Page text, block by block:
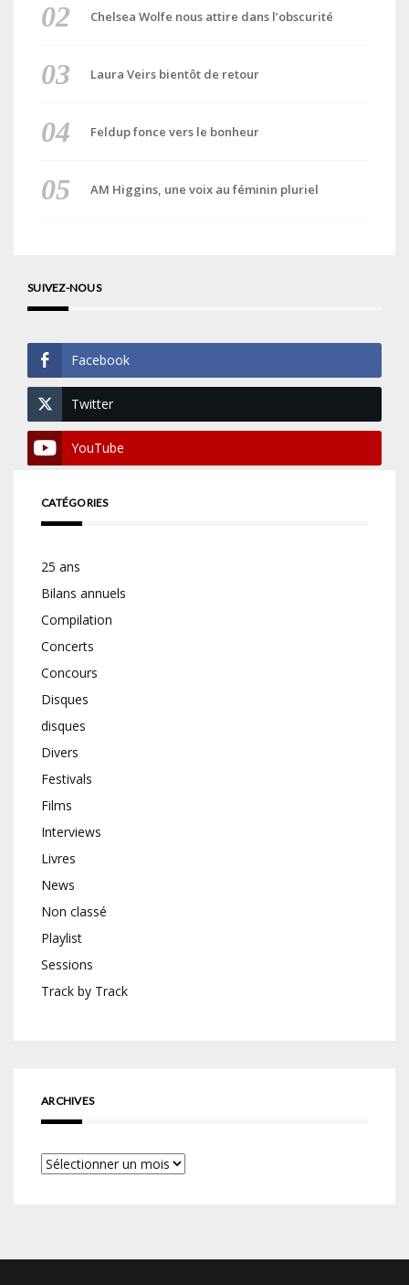
Chelsea Wolfe nous attire dans l’obscurité
Laura Veirs bientôt de retour
Feldup fonce vers le bonheur
AM Higgins, une voix au féminin pluriel
SUIVEZ-NOUS
Facebook
Twitter
YouTube
CATÉGORIES
25 ans
Bilans annuels
Compilation
Concerts
Concours
Disques
disques
Divers
Festivals
Films
Interviews
Livres
News
Non classé
Playlist
Sessions
Track by Track
ARCHIVES
Archives